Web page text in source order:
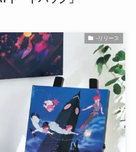
-リリース